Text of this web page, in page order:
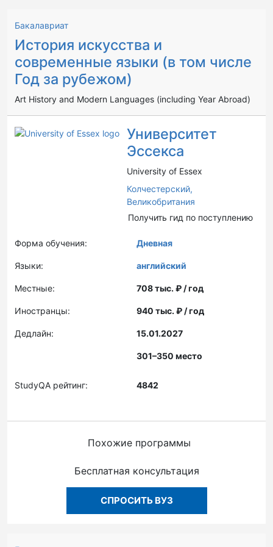
Бакалавриат
История искусства и
современные языки (в том числе
Год за рубежом)
Art History and Modern Languages (including Year Abroad)
Университет
Эссекса
University of Essex
Колчестерский,
Великобритания
Получить гид по поступлению
Форма обучения: Дневная
Языки: английский
Местные: 708 тыс. ₽ / год
Иностранцы: 940 тыс. ₽ / год
Дедлайн: 15.01.2027
301–350 место
StudyQA рейтинг: 4842
Похожие программы
Бесплатная консультация
СПРОСИТЬ ВУЗ